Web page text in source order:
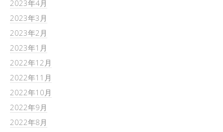
2023年4月
2023年3月
2023年2月
2023年1月
2022年12月
2022年11月
2022年10月
2022年9月
2022年8月